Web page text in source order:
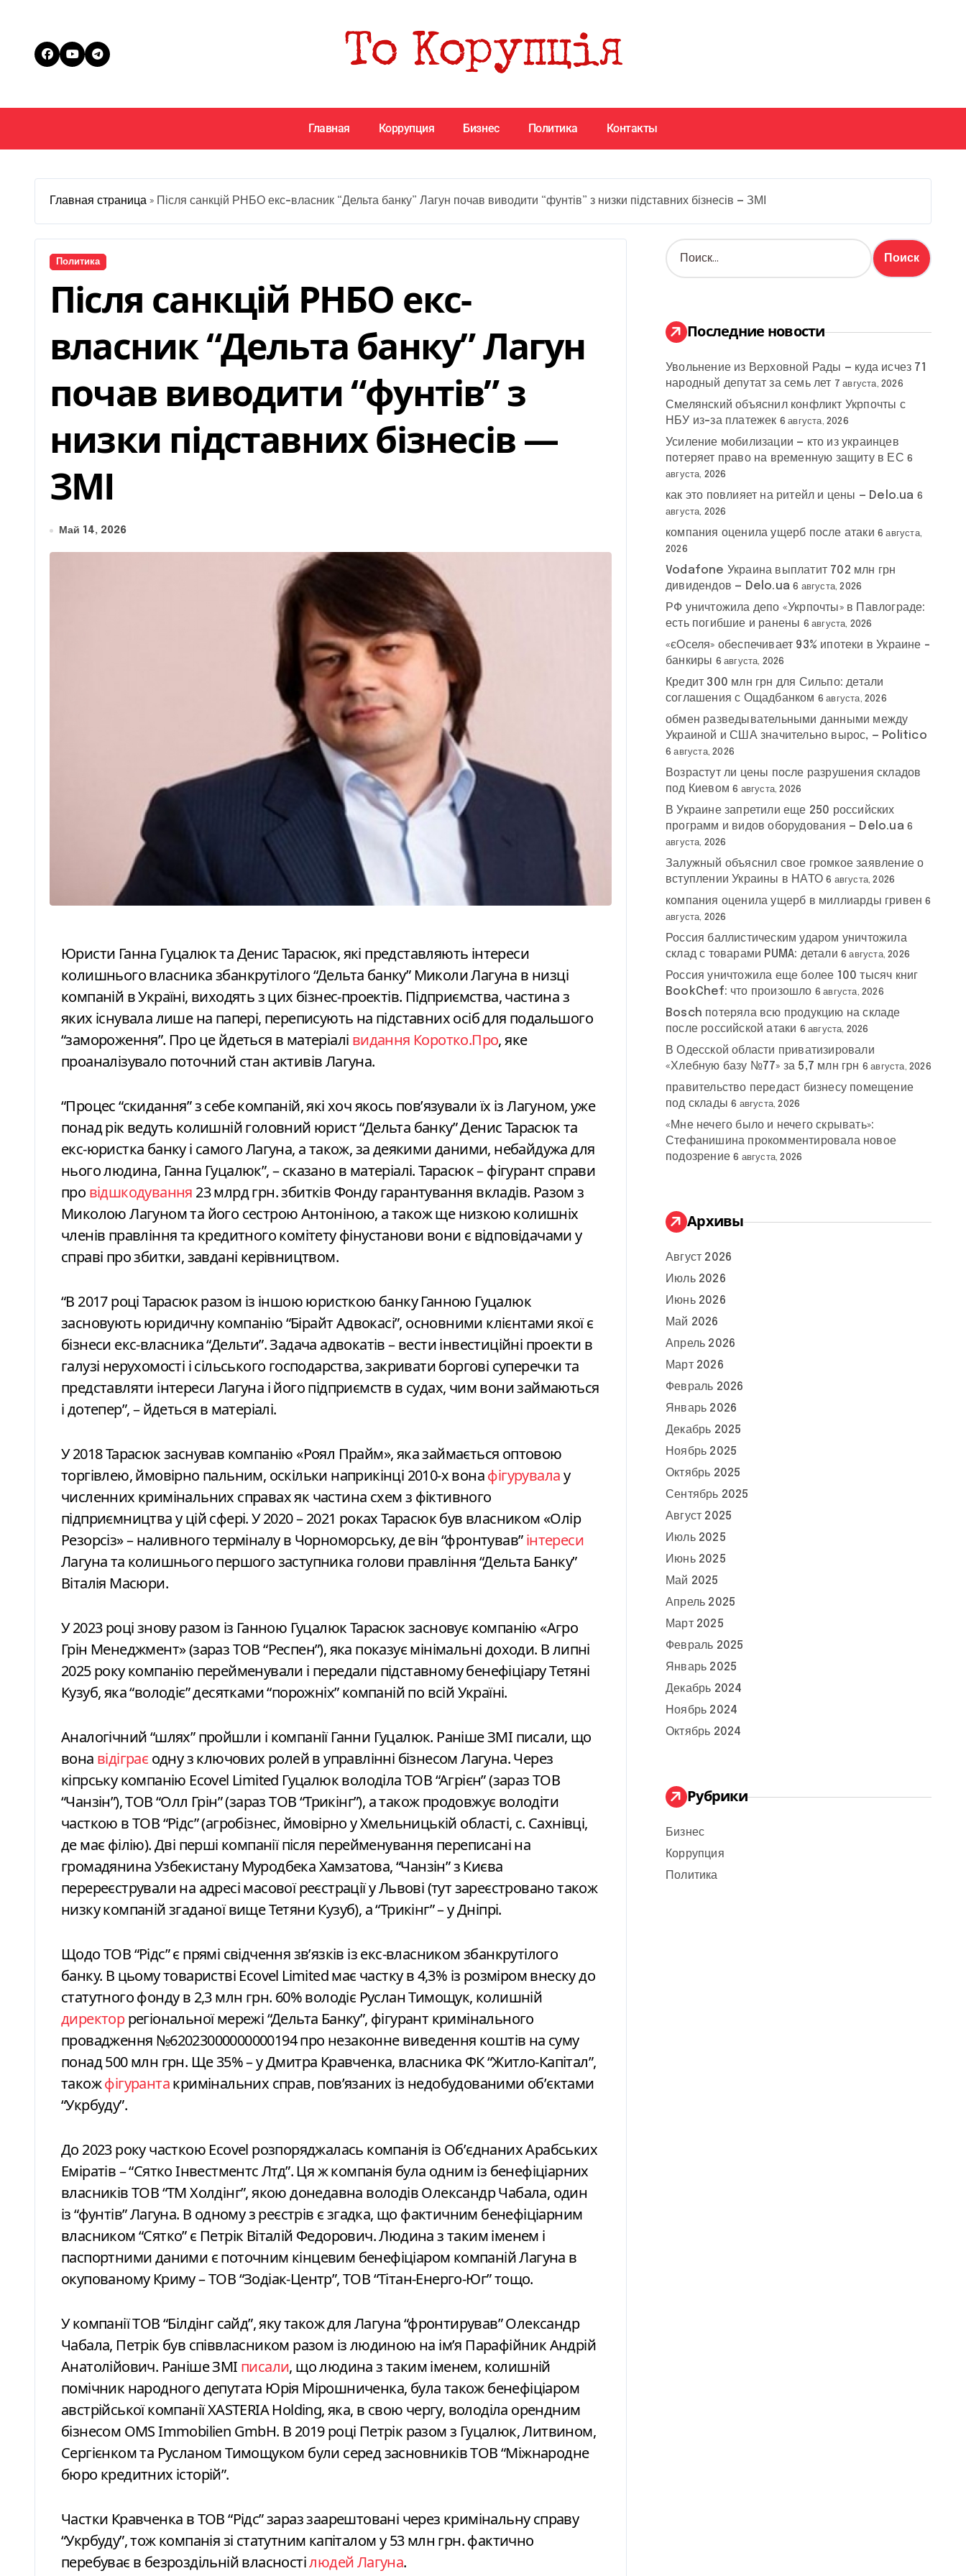
Главная Коррупция Бизнес Политика Контакты
Главная страница » Після санкцій РНБО екс-власник “Дельта банку” Лагун почав виводити “фунтів” з низки підставних бізнесів — ЗМІ
Политика
Після санкцій РНБО екс-
власник “Дельта банку” Лагун
почав виводити “фунтів” з
низки підставних бізнесів —
ЗМІ
Май 14, 2026
Юристи Ганна Гуцалюк та Денис Тарасюк, які представляють інтереси
колишнього власника збанкрутілого “Дельта банку” Миколи Лагуна в низці
компаній в Україні, виходять з цих бізнес-проектів. Підприємства, частина з
яких існувала лише на папері, переписують на підставних осіб для подальшого
“замороження”. Про це йдеться в матеріалі видання Коротко.Про, яке
проаналізувало поточний стан активів Лагуна.
“Процес “скидання” з себе компаній, які хоч якось повʼязували їх із Лагуном, уже
понад рік ведуть колишній головний юрист “Дельта банку” Денис Тарасюк та
екс-юристка банку і самого Лагуна, а також, за деякими даними, небайдужа для
нього людина, Ганна Гуцалюк”, – сказано в матеріалі. Тарасюк – фігурант справи
про відшкодування 23 млрд грн. збитків Фонду гарантування вкладів. Разом з
Миколою Лагуном та його сестрою Антоніною, а також ще низкою колишніх
членів правління та кредитного комітету фінустанови вони є відповідачами у
справі про збитки, завдані керівництвом.
“В 2017 році Тарасюк разом із іншою юристкою банку Ганною Гуцалюк
засновують юридичну компанію “Бірайт Адвокасі”, основними клієнтами якої є
бізнеси екс-власника “Дельти”. Задача адвокатів – вести інвестиційні проекти в
галузі нерухомості і сільського господарства, закривати боргові суперечки та
представляти інтереси Лагуна і його підприємств в судах, чим вони займаються
і дотепер”, – йдеться в матеріалі.
У 2018 Тарасюк заснував компанію «Роял Прайм», яка займається оптовою
торгівлею, ймовірно пальним, оскільки наприкінці 2010-х вонафігурувалау
численних кримінальних справах як частина схем з фіктивного
підприємництва у цій сфері. У 2020 – 2021 роках Тарасюк був власником «Олір
Резорсіз» – наливного терміналу в Чорноморську, де він “фронтував”інтереси
Лагуна та колишнього першого заступника голови правління “Дельта Банку”
Віталія Масюри.
У 2023 році знову разом із Ганною Гуцалюк Тарасюк засновує компанію «Агро
Грін Менеджмент» (зараз ТОВ “Респен”), яка показує мінімальні доходи. В липні
2025 року компанію перейменували і передали підставному бенефіціару Тетяні
Кузуб, яка “володіє” десятками “порожніх” компаній по всій Україні.
Аналогічний “шлях” пройшли і компанії Ганни Гуцалюк. Раніше ЗМІ писали, що
вона відіграє одну з ключових ролей в управлінні бізнесом Лагуна. Через
кіпрську компанію Ecovel Limited Гуцалюк володіла ТОВ “Агрієн” (зараз ТОВ
“Чанзін”), ТОВ “Олл Грін” (зараз ТОВ “Трикінг”), а також продовжує володіти
часткою в ТОВ “Рідс” (агробізнес, ймовірно у Хмельницькій області, с. Сахнівці,
де має філію). Дві перші компанії після перейменування переписані на
громадянина Узбекистану Муродбека Хамзатова, “Чанзін” з Києва
перереєстрували на адресі масової реєстрації у Львові (тут зареєстровано також
низку компаній згаданої вище Тетяни Кузуб), а “Трикінг” – у Дніпрі.
Щодо ТОВ “Рідс” є прямі свідчення звʼязків із екс-власником збанкрутілого
банку. В цьому товаристві Ecovel Limited має частку в 4,3% із розміром внеску до
статутного фонду в 2,3 млн грн. 60% володіє Руслан Тимощук, колишній
директоррегіональної мережі “Дельта Банку”, фігурант кримінального
провадження №62023000000000194 про незаконне виведення коштів на суму
понад 500 млн грн. Ще 35% – у Дмитра Кравченка, власника ФК “Житло-Капітал”,
такожфігурантакримінальних справ, повʼязаних із недобудованими обʼєктами
“Укрбуду”.
До 2023 року часткою Ecovel розпоряджалась компанія із Обʼєднаних Арабських
Еміратів – “Сятко Інвестментс Лтд”. Ця ж компанія була одним із бенефіціарних
власників ТОВ “ТМ Холдінг”, якою донедавна володів Олександр Чабала, один
із “фунтів” Лагуна. В одному з реєстрів є згадка, що фактичним бенефіціарним
власником “Сятко” є Петрік Віталій Федорович. Людина з таким іменем і
паспортними даними є поточним кінцевим бенефіціаром компаній Лагуна в
окупованому Криму – ТОВ “Зодіак-Центр”, ТОВ “Тітан-Енерго-Юг” тощо.
У компанії ТОВ “Білдінг сайд”, яку також для Лагуна “фронтирував” Олександр
Чабала, Петрік був співвласником разом із людиною на імʼя Парафійник Андрій
Анатолійович. Раніше ЗМІ писали, що людина з таким іменем, колишній
помічник народного депутата Юрія Мірошниченка, була також бенефіціаром
австрійської компанії XASTERIA Holding, яка, в свою чергу, володіла орендним
бізнесом OMS Immobilien GmbH. В 2019 році Петрік разом з Гуцалюк, Литвином,
Сергієнком та Русланом Тимощуком були серед засновників ТОВ “Міжнародне
бюро кредитних історій”.
Частки Кравченка в ТОВ “Рідс” зараз заарештовані через кримінальну справу
“Укрбуду”, тож компанія зі статутним капіталом у 53 млн грн. фактично
перебуває в безроздільній власностілюдей Лагуна.
Н
а
:
Последние новости
Увольнение из Верховной Рады — куда исчез 71
народный депутат за семь лет 7 августа, 2026
Смелянский объяснил конфликт Укрпочты с
НБУ из-за платежек 6 августа, 2026
Усиление мобилизации — кто из украинцев
потеряет право на временную защиту в ЕС 6
августа, 2026
как это повлияет на ритейл и цены — Delo.ua 6
августа, 2026
компания оценила ущерб после атаки 6 августа,
2026
Vodafone Украина выплатит 702 млн грн
дивидендов — Delo.ua 6 августа, 2026
РФ уничтожила депо «Укрпочты» в Павлограде:
есть погибшие и ранены 6 августа, 2026
«єОселя» обеспечивает 93% ипотеки в Украине –
банкиры 6 августа, 2026
Кредит 300 млн грн для Сильпо: детали
соглашения с Ощадбанком 6 августа, 2026
обмен разведывательными данными между
Украиной и США значительно вырос, — Politico
6 августа, 2026
Возрастут ли цены после разрушения складов
под Киевом 6 августа, 2026
В Украине запретили еще 250 российских
программ и видов оборудования — Delo.ua 6
августа, 2026
Залужный объяснил свое громкое заявление о
вступлении Украины в НАТО 6 августа, 2026
компания оценила ущерб в миллиарды гривен 6
августа, 2026
Россия баллистическим ударом уничтожила
склад с товарами PUMA: детали 6 августа, 2026
Россия уничтожила еще более 100 тысяч книг
BookChef: что произошло 6 августа, 2026
Bosch потеряла всю продукцию на складе
после российской атаки 6 августа, 2026
В Одесской области приватизировали
«Хлебную базу №77» за 5,7 млн грн 6 августа, 2026
правительство передаст бизнесу помещение
под склады 6 августа, 2026
«Мне нечего было и нечего скрывать»:
Стефанишина прокомментировала новое
подозрение 6 августа, 2026
Архивы
Август 2026
Июль 2026
Июнь 2026
Май 2026
Апрель 2026
Март 2026
Февраль 2026
Январь 2026
Декабрь 2025
Ноябрь 2025
Октябрь 2025
Сентябрь 2025
Август 2025
Июль 2025
Июнь 2025
Май 2025
Апрель 2025
Март 2025
Февраль 2025
Январь 2025
Декабрь 2024
Ноябрь 2024
Октябрь 2024
Рубрики
Бизнес
Коррупция
Политика